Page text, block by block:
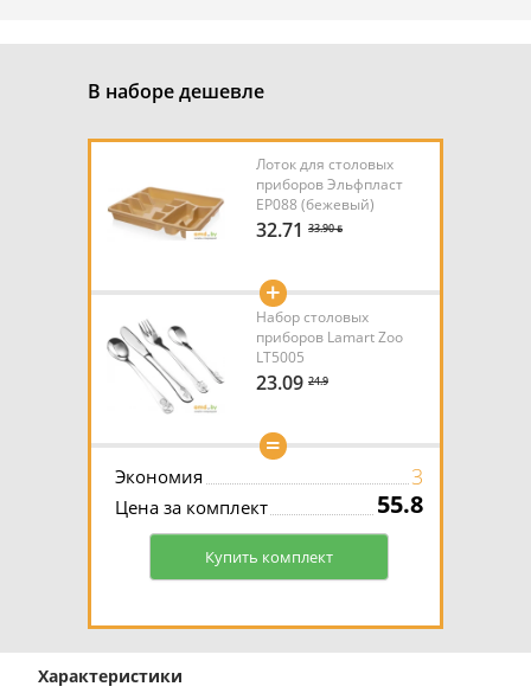
В наборе дешевле
Лоток для столовых
приборов Эльфпласт
ЕР088 (бежевый)
32.71 33.90 ƃ
+
Набор столовых
приборов Lamart Zoo
LT5005
23.09 24.9
=
Экономия 3
Цена за комплект 55.8
Купить комплект
Характеристики